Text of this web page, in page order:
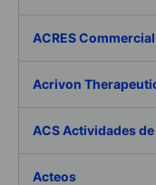
ACRES
Acrivon
ACS Actividades
Acteos